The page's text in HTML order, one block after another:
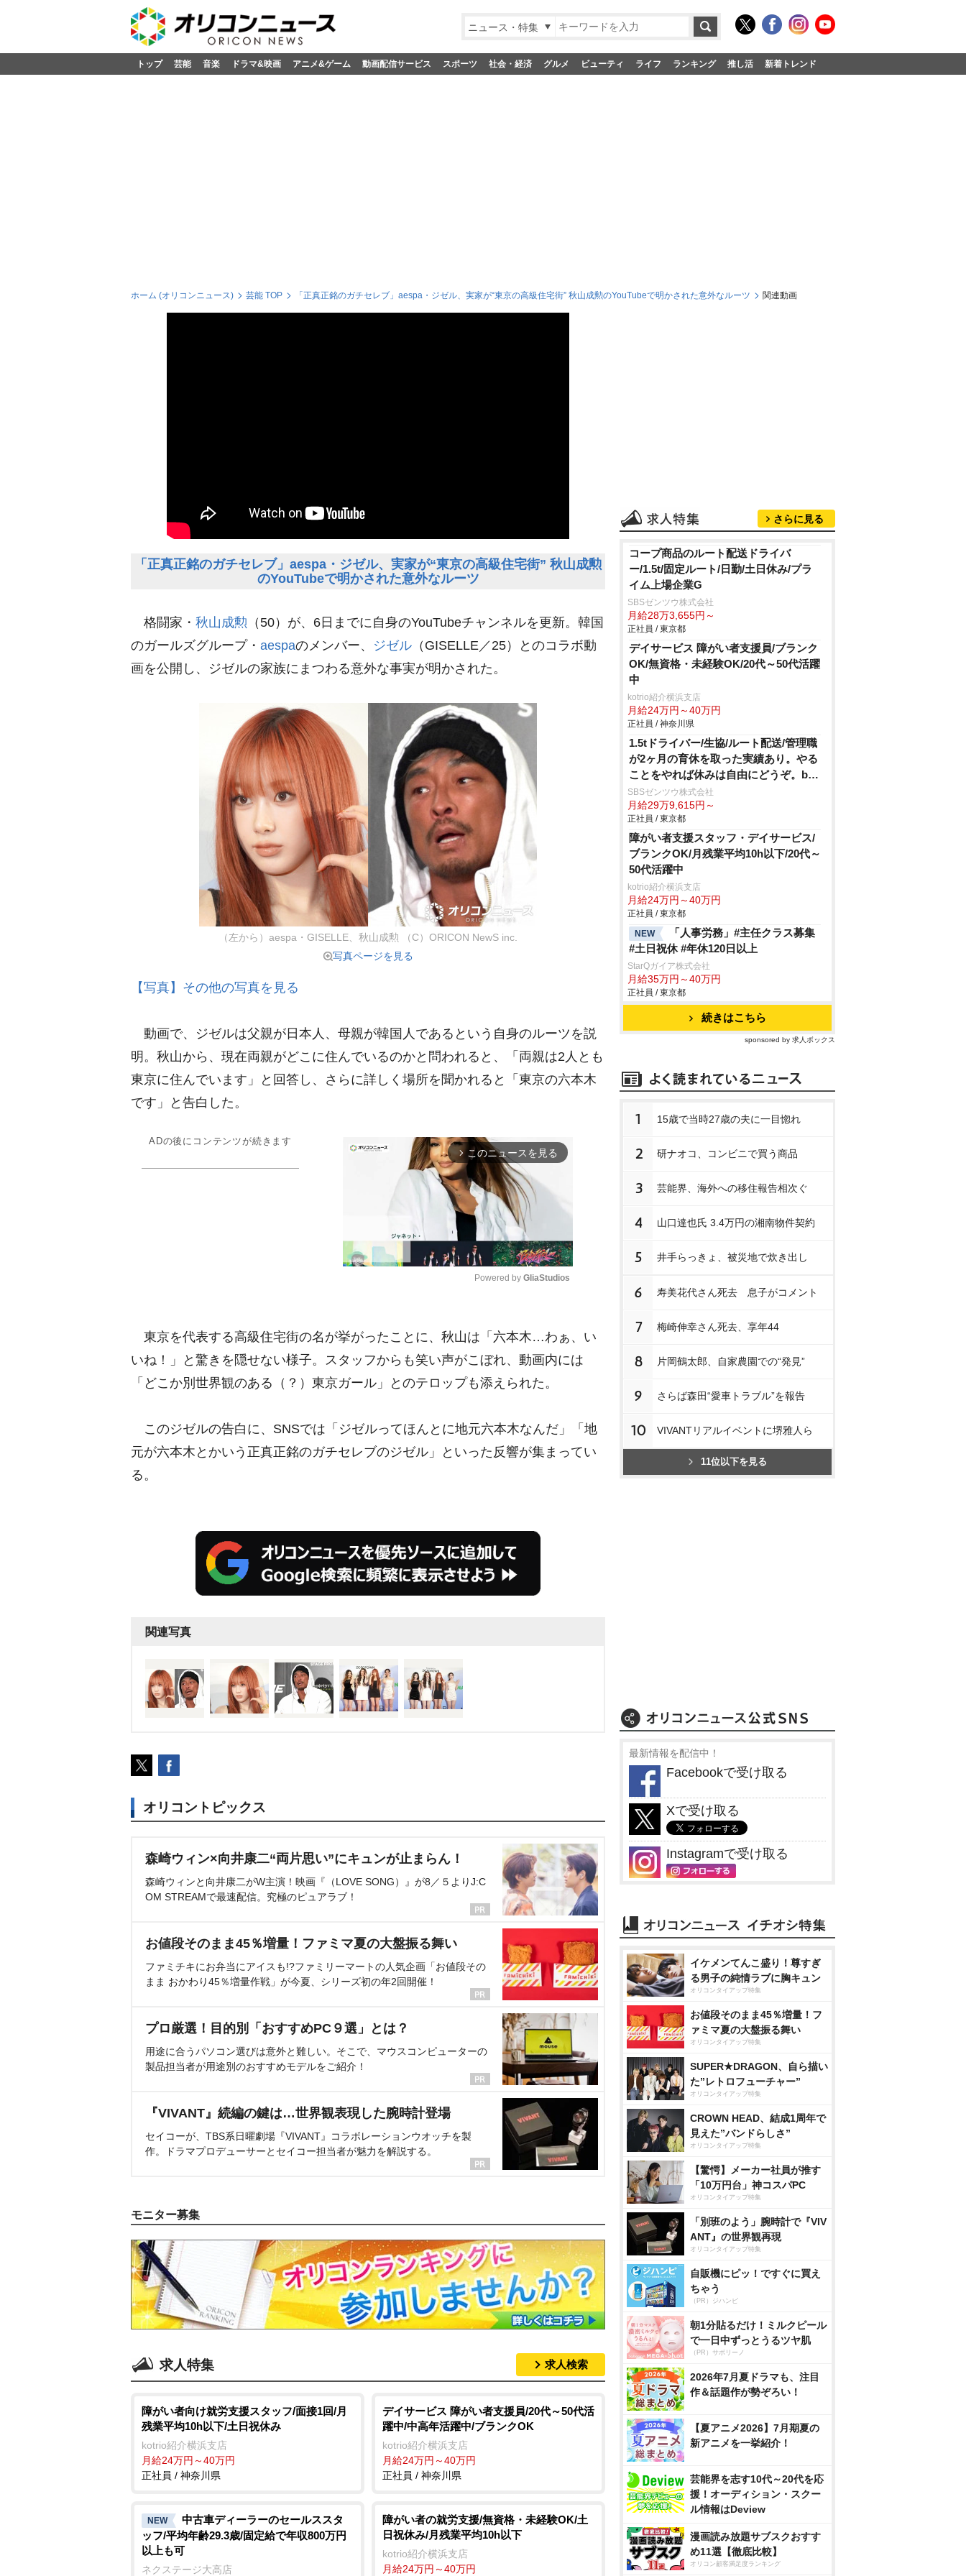
ニュース・特集
トップ 芸能 音楽 ドラマ&映画 アニメ&ゲーム 動画配信サービス スポーツ 社会・経済 グルメ ビューティ ライフ ランキング 推し活 新着トレンド
ホーム (オリコンニュース) 芸能 TOP 「正真正銘のガチセレブ」aespa・ジゼル、実家が“東京の高級住宅街” 秋山成勲のYouTubeで明かされた意外なルーツ 関連動画
「正真正銘のガチセレブ」aespa・ジゼル、実家が“東京の高級住宅街” 秋山成勲
のYouTubeで明かされた意外なルーツ
格闘家・ 秋山成勲 （50）が、6日までに自身のYouTubeチャンネルを更新。韓国
のガールズグループ・ aespaのメンバー、 ジゼル （GISELLE／25）とのコラボ動
画を公開し、ジゼルの家族にまつわる意外な事実が明かされた。
（左から）aespa・GISELLE、秋山成勲 （C）ORICON NewS inc.
写真ページを見る
【写真】その他の写真を見る
動画で、ジゼルは父親が日本人、母親が韓国人であるという自身のルーツを説
明。秋山から、現在両親がどこに住んでいるのかと問われると、「両親は2人とも
東京に住んでいます」と回答し、さらに詳しく場所を聞かれると「東京の六本木
です」と告白した。
ADの後にコンテンツが続きます
arrow_forward_ios このニュースを見る
u
t
e
Powered by GliaStudios
東京を代表する高級住宅街の名が挙がったことに、秋山は「六本木…わぁ、い
いね！」と驚きを隠せない様子。スタッフからも笑い声がこぼれ、動画内には
「どこか別世界観のある（？）東京ガール」とのテロップも添えられた。
このジゼルの告白に、SNSでは「ジゼルってほんとに地元六本木なんだ」「地
元が六本木とかいう正真正銘のガチセレブのジゼル」といった反響が集まってい
る。
関連写真
オリコントピックス
森崎ウィン×向井康二“両片思い”にキュンが止まらん！
森崎ウィンと向井康二がW主演！映画『（LOVE SONG）』が8／５よりJ:C
OM STREAMで最速配信。究極のピュアラブ！
お値段そのまま45％増量！ファミマ夏の大盤振る舞い
ファミチキにお弁当にアイスも!?ファミリーマートの人気企画「お値段その
まま おかわり45％増量作戦」が今夏、シリーズ初の年2回開催！
プロ厳選！目的別「おすすめPC９選」とは？
用途に合うパソコン選びは意外と難しい。そこで、マウスコンピューターの
製品担当者が用途別のおすすめモデルをご紹介！
『VIVANT』続編の鍵は…世界観表現した腕時計登場
セイコーが、TBS系日曜劇場『VIVANT』コラボレーションウオッチを製
作。ドラマプロデューサーとセイコー担当者が魅力を解説する。
モニター募集
求人特集 求人検索
障がい者向け就労支援スタッフ/面接1回/月
残業平均10h以下/土日祝休み
kotrio紹介横浜支店
月給24万円～40万円
正社員 / 神奈川県
デイサービス 障がい者支援員/20代～50代活
躍中/中高年活躍中/ブランクOK
kotrio紹介横浜支店
月給24万円～40万円
正社員 / 神奈川県
NEW
中古車ディーラーのセールススタ
ッフ/平均年齢29.3歳/固定給で年収800万円
以上も可
ネクステージ大高店
障がい者の就労支援/無資格・未経験OK/土
日祝休み/月残業平均10h以下
kotrio紹介横浜支店
月給24万円～40万円
さらに見る
コープ商品のルート配送ドライバ
ー/1.5t/固定ルート/日勤/土日休み/プラ
イム上場企業G
SBSゼンツウ株式会社
月給28万3,655円～
正社員 / 東京都
デイサービス 障がい者支援員/ブランク
OK/無資格・未経験OK/20代～50代活躍
中
kotrio紹介横浜支店
月給24万円～40万円
正社員 / 神奈川県
1.5tドライバー/生協/ルート配送/管理職
が2ヶ月の育休を取った実績あり。やる
ことをやれば休みは自由にどうぞ。by
所長
SBSゼンツウ株式会社
月給29万9,615円～
正社員 / 東京都
障がい者支援スタッフ・デイサービス/
ブランクOK/月残業平均10h以下/20代～
50代活躍中
kotrio紹介横浜支店
月給24万円～40万円
正社員 / 東京都
NEW
「人事労務」#主任クラス募集
#土日祝休 #年休120日以上
StarQガイア株式会社
月給35万円～40万円
正社員 / 東京都
続きはこちら
sponsored by 求人ボックス
1 15歳で当時27歳の夫に一目惚れ
2 研ナオコ、コンビニで買う商品
3 芸能界、海外への移住報告相次ぐ
4 山口達也氏 3.4万円の湘南物件契約
5 井手らっきょ、被災地で炊き出し
6 寿美花代さん死去 息子がコメント
7 梅崎伸幸さん死去、享年44
8 片岡鶴太郎、自家農園での“発見”
9 さらば森田“愛車トラブル”を報告
10 VIVANTリアルイベントに堺雅人ら
11位以下を見る
最新情報を配信中！
Facebookで受け取る
Xで受け取る
Instagramで受け取る
イケメンてんこ盛り！尊すぎ
る男子の純情ラブに胸キュン
オリコンタイアップ特集
お値段そのまま45％増量！フ
ァミマ夏の大盤振る舞い
オリコンタイアップ特集
SUPER★DRAGON、自ら描い
た”レトロフューチャー”
オリコンタイアップ特集
CROWN HEAD、結成1周年で
見えた”バンドらしさ”
オリコンタイアップ特集
【驚愕】メーカー社員が推す
「10万円台」神コスパPC
オリコンタイアップ特集
「別班のよう」腕時計で『VIV
ANT』の世界観再現
オリコンタイアップ特集
自販機にピッ！ですぐに買え
ちゃう
（PR）ジハンピ
朝1分貼るだけ！ミルクピール
で一日中ずっとうるツヤ肌
（PR）サボリーノ
2026年7月夏ドラマも、注目
作＆話題作が勢ぞろい！
【夏アニメ2026】7月期夏の
新アニメを一挙紹介！
芸能界を志す10代～20代を応
援！オーディション・スクー
ル情報はDeview
漫画読み放題サブスクおすす
め11選【徹底比較】
オリコン顧客満足度ランキング